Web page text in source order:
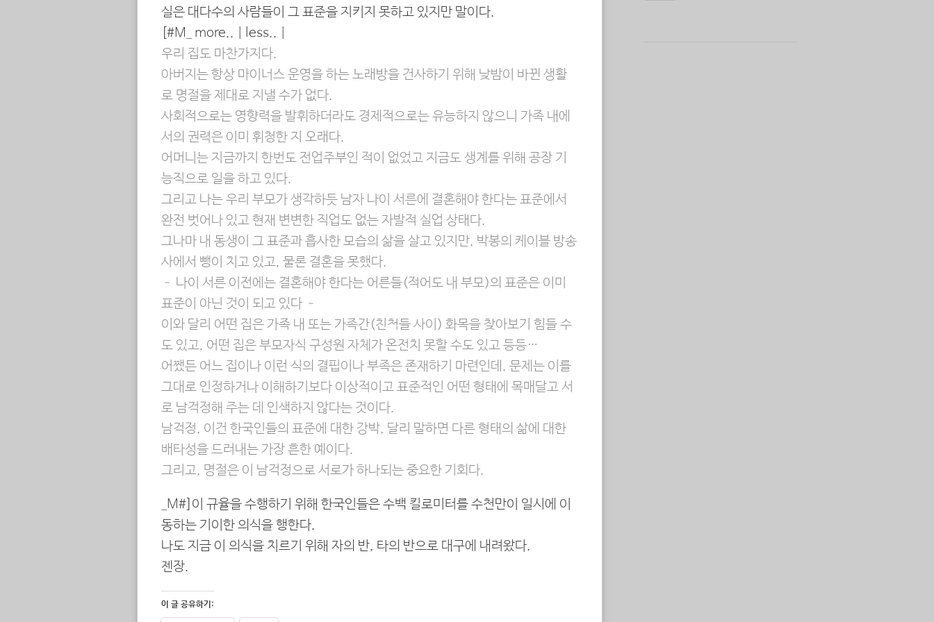
실은 대다수의 사람들이 그 표준을 지키지 못하고 있지만 말이다.
[#M_ more.. | less.. |
우리 집도 마찬가지다.
아버지는 항상 마이너스 운영을 하는 노래방을 건사하기 위해 낮밤이 바뀐 생활
로 명절을 제대로 지낼 수가 없다.
사회적으로는 영향력을 발휘하더라도 경제적으로는 유능하지 않으니 가족 내에
서의 권력은 이미 휘청한 지 오래다.
어머니는 지금까지 한번도 전업주부인 적이 없었고 지금도 생계를 위해 공장 기
능직으로 일을 하고 있다.
그리고 나는 우리 부모가 생각하듯 남자 나이 서른에 결혼해야 한다는 표준에서
완전 벗어나 있고 현재 변변한 직업도 없는 자발적 실업 상태다.
그나마 내 동생이 그 표준과 흡사한 모습의 삶을 살고 있지만, 박봉의 케이블 방송
사에서 뺑이 치고 있고, 물론 결혼을 못했다.
– 나이 서른 이전에는 결혼해야 한다는 어른들(적어도 내 부모)의 표준은 이미
표준이 아닌 것이 되고 있다 –
이와 달리 어떤 집은 가족 내 또는 가족간(친척들 사이) 화목을 찾아보기 힘들 수
도 있고, 어떤 집은 부모자식 구성원 자체가 온전치 못할 수도 있고 등등…
어쨌든 어느 집이나 이런 식의 결핍이나 부족은 존재하기 마련인데, 문제는 이를
그대로 인정하거나 이해하기보다 이상적이고 표준적인 어떤 형태에 목매달고 서
로 남걱정해 주는 데 인색하지 않다는 것이다.
남걱정, 이건 한국인들의 표준에 대한 강박, 달리 말하면 다른 형태의 삶에 대한
배타성을 드러내는 가장 흔한 예이다.
그리고, 명절은 이 남걱정으로 서로가 하나되는 중요한 기회다.
_M#]이 규율을 수행하기 위해 한국인들은 수백 킬로미터를 수천만이 일시에 이
동하는 기이한 의식을 행한다.
나도 지금 이 의식을 치르기 위해 자의 반, 타의 반으로 대구에 내려왔다.
젠장.
이 글 공유하기: